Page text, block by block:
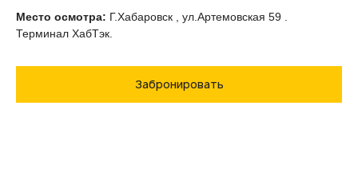
Место осмотра: Г.Хабаровск , ул.Артемовская 59 .
Терминал ХабТэк.
Забронировать